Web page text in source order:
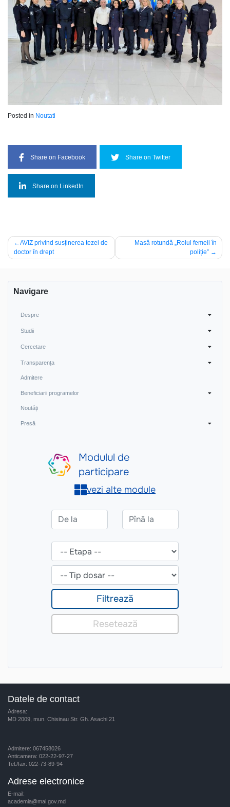
Posted in Noutati
Share on Facebook Share on Twitter
Share on LinkedIn
Navigare
în
AVIZ privind susținerea tezei de
doctor în drept
Masă rotundă „Rolul femeii în
poliție”
Navigare
Despre
Studii
Cercetare
Transparența
Admitere
Beneficiarii programelor
Noutăți
Presă
Datele de contact
Adresa:
MD 2009, mun. Chisinau Str. Gh. Asachi 21
Admitere: 067458026
Anticamera: 022-22-97-27
Tel./fax: 022-73-89-94
Adrese electronice
E-mail:
academia@mai.gov.md